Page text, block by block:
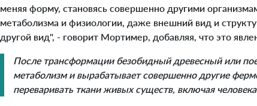
меняя форму, становясь совершенно другими
метаболизма и физиологии, даже внешний вид и
другой вид", - говорит Мортимер, добавляя, что это
После трансформации безобидный древесный или
метаболизм и вырабатывает совершенно другие
переваривать ткани живых существ, включая